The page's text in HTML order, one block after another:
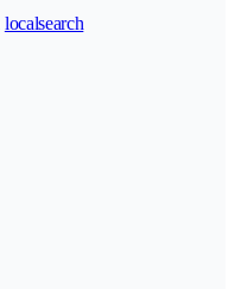
localsearch